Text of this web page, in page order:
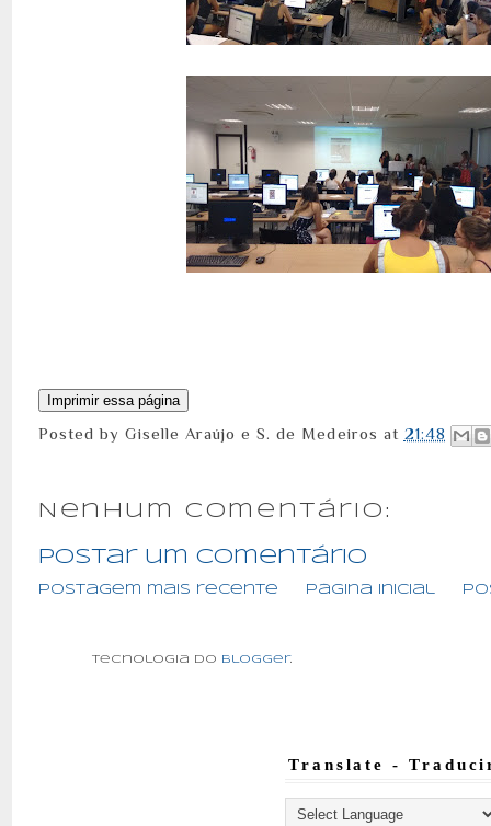
Posted byGiselle Araújo e S. de Medeiros at 21:48
Nenhum comentário:
Postar um comentário
Postagem mais recente Página inicial
Tecnologia do Blogger.
Translate -